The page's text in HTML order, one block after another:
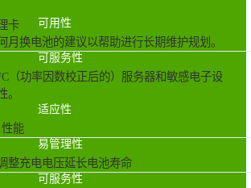
卡
月换电池的建议以帮助进行长期维护规划。
（功率因数校正后的）服务器和敏感电子设
能
整充电电压延长电池寿命
可用性
可服务性
适应性
易管理性
可服务性